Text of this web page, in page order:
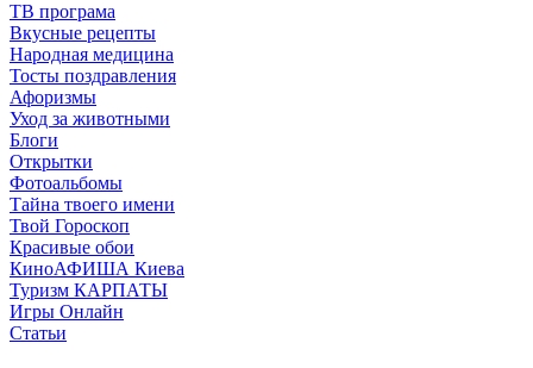
ТВ програма
Вкусные рецепты
Народная медицина
Тосты поздравления
Афоризмы
Уход за животными
Блоги
Открытки
Фотоальбомы
Тайна твоего имени
Твой Гороскоп
Красивые обои
КиноАФИША Киева
Туризм КАРПАТЫ
Игры Онлайн
Статьи